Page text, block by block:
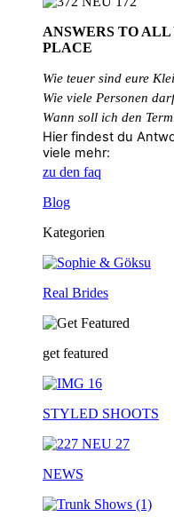
ANSWERS TO ALL
PLACE
Wie teuer sind eure
Wie viele Personen darf
Wann soll ich den
Hier findest du
viele mehr:
zu den faq
Blog
Kategorien
Real Brides
get featured
STYLED SHOOTS
NEWS